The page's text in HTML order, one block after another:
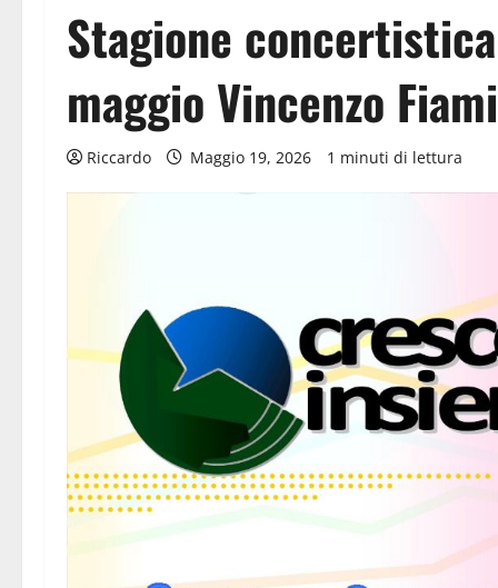
Stagione
maggio Vincenzo
Riccardo Maggio 19, 2026 1 minuti di lettura